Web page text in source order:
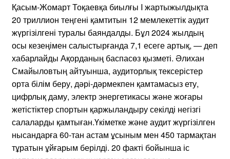
Қасым-Жомарт Тоқаевқа биылғы I жартыжылдықта
20 триллион теңгені қамтитын 12 мемлекеттік аудит
жүргізілгені туралы баяндалды. Бұл 2024 жылдың
осы кезеңімен салыстырғанда 7,1 есеге артық, — деп
хабарлайды Ақорданың баспасөз қызметі. Әлихан
Смайыловтың айтуынша, аудиторлық тексерістер
орта білім беру, дәрі-дәрмекпен қамтамасыз ету,
цифрлық даму, электр энергетикасы және жоғары
жетістіктер спортын қаржыландыру секілді негізгі
салаларды қамтыған.Үкіметке және аудит жүргізілген
нысандарға 60-тан астам ұсыным мен 450 тармақтан
тұратын ұйғарым берілді. 20 факті бойынша іс